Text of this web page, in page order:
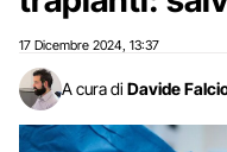
17 Dicembre 2024 13:37
A cura di Davide